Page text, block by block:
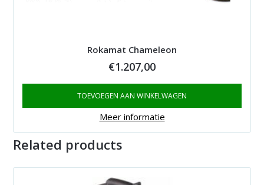
Rokamat Chameleon
€1.207,00
TOEVOEGEN AAN WINKELWAGEN
Meer informatie
Related products